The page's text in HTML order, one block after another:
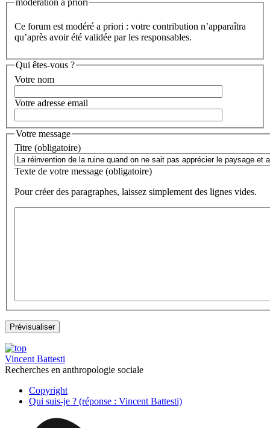
modération a priori
Ce forum est modéré a priori : votre contribution n’apparaîtra
qu’après avoir été validée par les responsables.
Qui êtes-vous ?
Votre nom
Votre adresse email
Votre message
Titre (obligatoire)
Texte de votre message (obligatoire)
Pour créer des paragraphes, laissez simplement des lignes vides.
Vincent Battesti
Recherches en anthropologie sociale
Copyright
Qui suis-je ? (réponse : Vincent Battesti)